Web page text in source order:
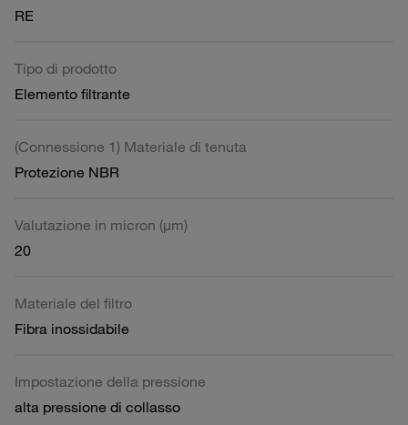
RE
Tipo di prodotto
Elemento filtrante
(Connessione 1) Materiale di tenuta
Protezione NBR
Valutazione in micron (µm)
20
Materiale del filtro
Fibra inossidabile
Impostazione della pressione
alta pressione di collasso